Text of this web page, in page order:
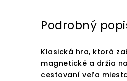
Podrobný
Klasická hra, ktorá
magnetické a držia
cestovaní veľa